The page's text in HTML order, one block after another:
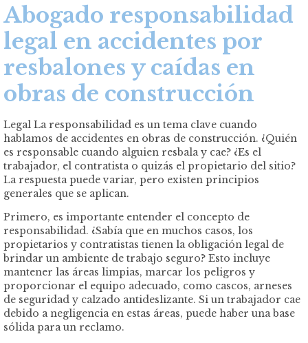
Abogado responsabilidad
legal en accidentes por
resbalones y caídas en
obras de construcción
Legal La responsabilidad es un tema clave cuando
hablamos de accidentes en obras de construcción. ¿Quién
es responsable cuando alguien resbala y cae? ¿Es el
trabajador, el contratista o quizás el propietario del sitio?
La respuesta puede variar, pero existen principios
generales que se aplican.
Primero, es importante entender el concepto de
responsabilidad. ¿Sabía que en muchos casos, los
propietarios y contratistas tienen la obligación legal de
brindar un ambiente de trabajo seguro? Esto incluye
mantener las áreas limpias, marcar los peligros y
proporcionar el equipo adecuado, como cascos, arneses
de seguridad y calzado antideslizante. Si un trabajador cae
debido a negligencia en estas áreas, puede haber una base
sólida para un reclamo.